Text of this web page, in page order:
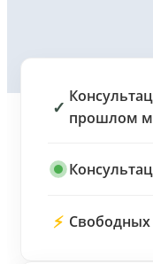
✓ прошлом
⚡ Свободных